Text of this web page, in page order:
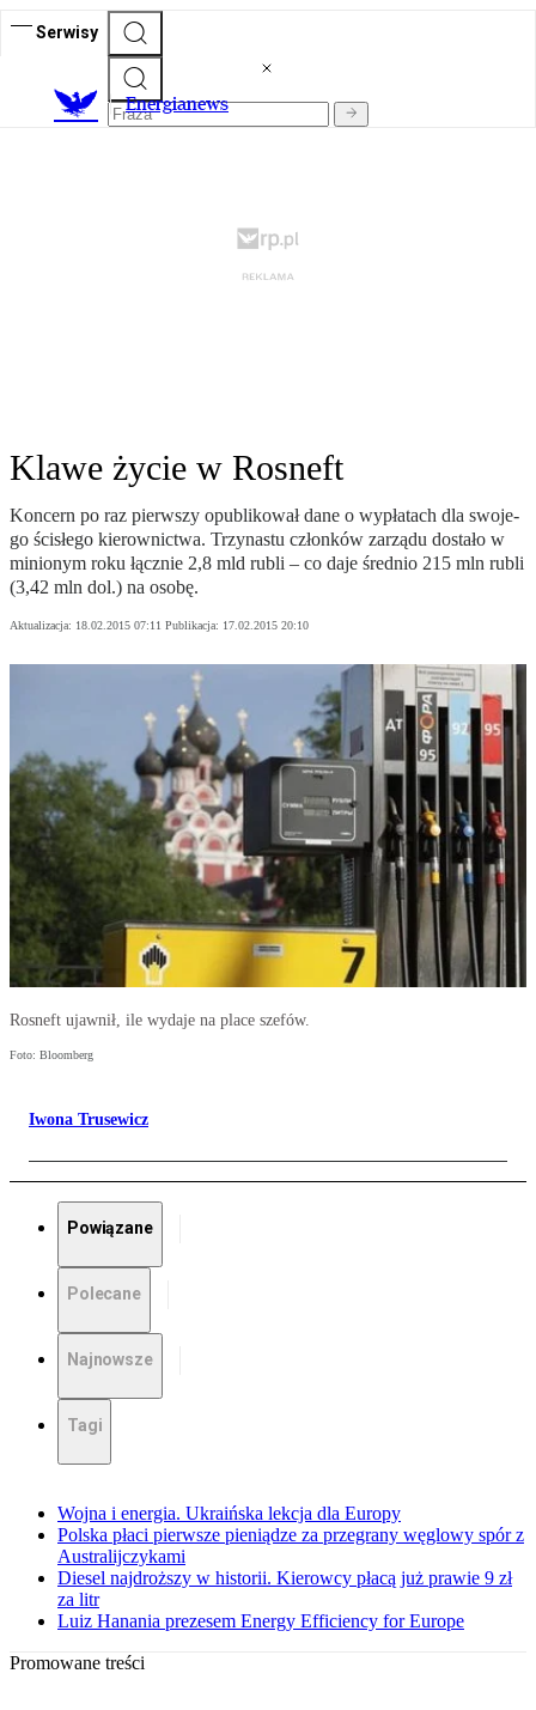
Serwisy
Energianews
Klawe życie w Rosneft
Kon­cern po raz pierw­szy opu­bli­ko­wał da­ne o wy­pła­tach dla swo­je­
go ści­słe­go kie­row­nic­twa. Trzy­na­stu człon­ków za­rzą­du do­sta­ło w
mi­nio­nym ro­ku łącz­nie 2,8 mld ru­bli – co da­je średnio 215 mln ru­bli
(3,42 mln dol.) na oso­bę.
Aktualizacja: 18.02.2015 07:11 Publikacja: 17.02.2015 20:10
Rosneft ujawnił, ile wydaje na place szefów.
Foto: Bloomberg
Iwona Trusewicz
Powiązane
Polecane
Najnowsze
Tagi
Wojna i energia. Ukraińska lekcja dla Europy
Polska płaci pierwsze pieniądze za przegrany węglowy spór z
Australijczykami
Diesel najdroższy w historii. Kierowcy płacą już prawie 9 zł
za litr
Luiz Hanania prezesem Energy Efficiency for Europe
Promowane treści